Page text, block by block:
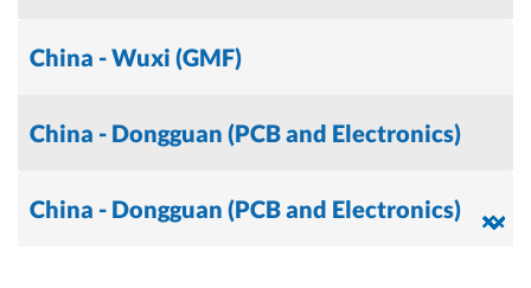
China - Wuxi (GMF)
China - Dongguan (PCB and Electronics)
China - Dongguan (PCB and Electronics)